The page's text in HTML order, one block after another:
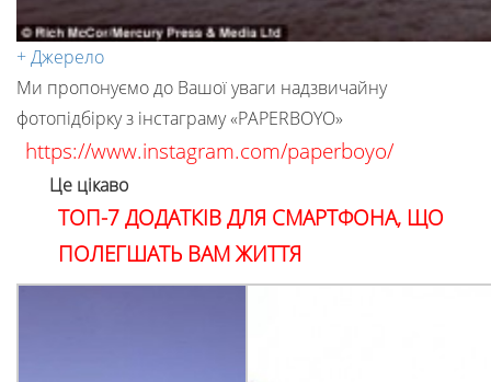
+ Джерело
Ми пропонуємо до Вашої уваги надзвичайну
фотопідбірку з інстаграму «PAPERBOYO»
https://www.instagram.com/paperboyo/
Це цікаво
ТОП-7 ДОДАТКІВ ДЛЯ СМАРТФОНА, ЩО
ПОЛЕГШАТЬ ВАМ ЖИТТЯ